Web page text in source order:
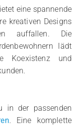
eine spannende
kreativen Designs
auffallen. Die
lädt
Koexistenz und
in der passenden
. Eine komplette